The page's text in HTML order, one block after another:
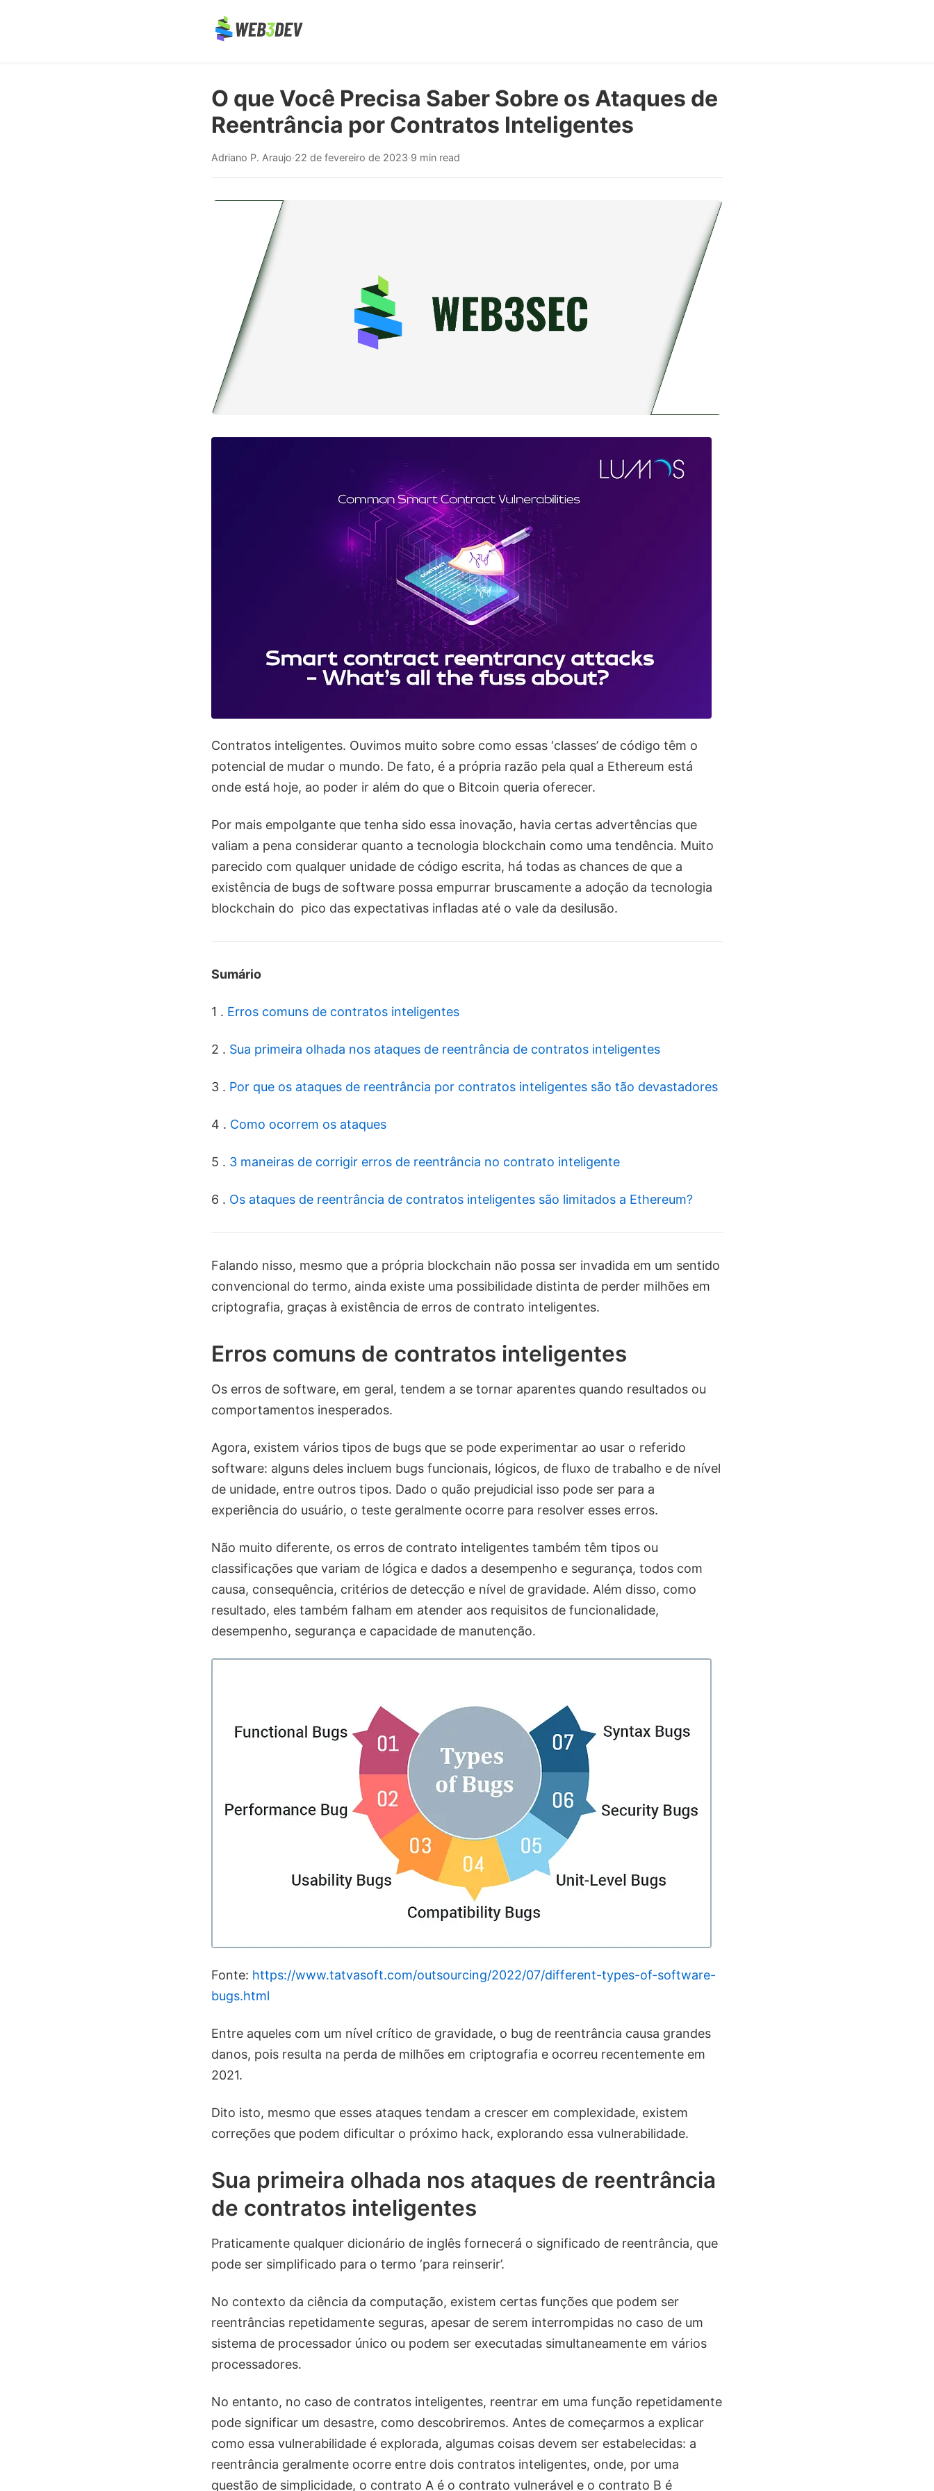
O que Você Precisa Saber Sobre os Ataques de
Reentrância por Contratos Inteligentes
Adriano P. Araujo·22 de fevereiro de 2023·9 min read
Contratos inteligentes. Ouvimos muito sobre como essas ‘classes’ de código têm o
potencial de mudar o mundo. De fato, é a própria razão pela qual a Ethereum está
onde está hoje, ao poder ir além do que o Bitcoin queria oferecer.
Por mais empolgante que tenha sido essa inovação, havia certas advertências que
valiam a pena considerar quanto a tecnologia blockchain como uma tendência. Muito
parecido com qualquer unidade de código escrita, há todas as chances de que a
existência de bugs de software possa empurrar bruscamente a adoção da tecnologia
blockchain do pico das expectativas infladas até o vale da desilusão.
Sumário
1 . Erros comuns de contratos inteligentes
2 . Sua primeira olhada nos ataques de reentrância de contratos inteligentes
3 . Por que os ataques de reentrância por contratos inteligentes são tão devastadores
4 . Como ocorrem os ataques
5 . 3 maneiras de corrigir erros de reentrância no contrato inteligente
6 . Os ataques de reentrância de contratos inteligentes são limitados a Ethereum?
Falando nisso, mesmo que a própria blockchain não possa ser invadida em um sentido
convencional do termo, ainda existe uma possibilidade distinta de perder milhões em
criptografia, graças à existência de erros de contrato inteligentes.
Erros comuns de contratos inteligentes
Os erros de software, em geral, tendem a se tornar aparentes quando resultados ou
comportamentos inesperados.
Agora, existem vários tipos de bugs que se pode experimentar ao usar o referido
software: alguns deles incluem bugs funcionais, lógicos, de fluxo de trabalho e de nível
de unidade, entre outros tipos. Dado o quão prejudicial isso pode ser para a
experiência do usuário, o teste geralmente ocorre para resolver esses erros.
Não muito diferente, os erros de contrato inteligentes também têm tipos ou
classificações que variam de lógica e dados a desempenho e segurança, todos com
causa, consequência, critérios de detecção e nível de gravidade. Além disso, como
resultado, eles também falham em atender aos requisitos de funcionalidade,
desempenho, segurança e capacidade de manutenção.
Fonte: https://www.tatvasoft.com/outsourcing/2022/07/different-types-of-software-
bugs.html
Entre aqueles com um nível crítico de gravidade, o bug de reentrância causa grandes
danos, pois resulta na perda de milhões em criptografia e ocorreu recentemente em
2021.
Dito isto, mesmo que esses ataques tendam a crescer em complexidade, existem
correções que podem dificultar o próximo hack, explorando essa vulnerabilidade.
Sua primeira olhada nos ataques de reentrância
de contratos inteligentes
Praticamente qualquer dicionário de inglês fornecerá o significado de reentrância, que
pode ser simplificado para o termo ‘para reinserir’.
No contexto da ciência da computação, existem certas funções que podem ser
reentrâncias repetidamente seguras, apesar de serem interrompidas no caso de um
sistema de processador único ou podem ser executadas simultaneamente em vários
processadores.
No entanto, no caso de contratos inteligentes, reentrar em uma função repetidamente
pode significar um desastre, como descobriremos. Antes de começarmos a explicar
como essa vulnerabilidade é explorada, algumas coisas devem ser estabelecidas: a
reentrância geralmente ocorre entre dois contratos inteligentes, onde, por uma
questão de simplicidade, o contrato A é o contrato vulnerável e o contrato B é